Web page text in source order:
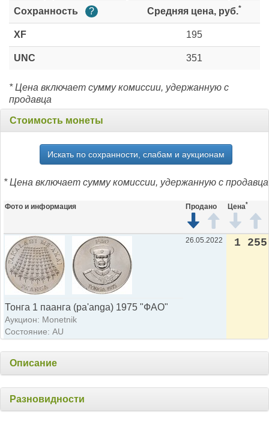
Сохранность ? Средняя цена, руб.*
XF 195
UNC 351
* Цена включает сумму комиссии, удержанную с
продавца
Стоимость монеты
Искать по сохранности, слабам и аукционам
* Цена включает сумму комиссии, удержанную с продавца
Фото и информация Продано Цена*
Тонга 1 паанга (pa'anga) 1975 "ФАО"
Аукцион: Monetnik
Состояние: AU
26.05.2022 1 255
Описание
Разновидности